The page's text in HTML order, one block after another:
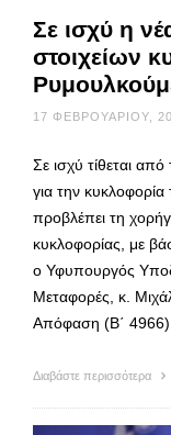
Σε ισχύ η
στοιχείων
17 ΦΕΒΡΟΥΑΡΊΟΥ,
Σε ισχύ τίθεται
για την
προβλέπει τη
κυκλοφορίας, με
ο Υφυπουργός
Μεταφορές, κ.
Απόφαση (Β΄ 4966)
Διαβάστε περισσότερα